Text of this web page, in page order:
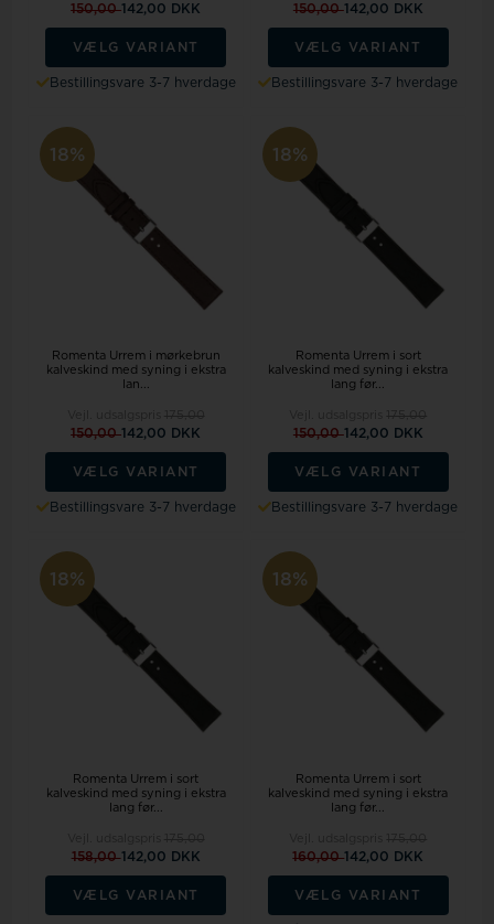
150,00142,00 DKK
VÆLG VARIANT
Bestillingsvare 3-7 hverdage
150,00142,00 DKK
VÆLG VARIANT
Bestillingsvare 3-7 hverdage
18%
Romenta Urrem i mørkebrun
kalveskind med syning i ekstra
lan...
150,00142,00 DKK
VÆLG VARIANT
Bestillingsvare 3-7 hverdage
18%
Romenta Urrem i sort
kalveskind med syning i ekstra
lang før...
150,00142,00 DKK
VÆLG VARIANT
Bestillingsvare 3-7 hverdage
18%
Romenta Urrem i sort
kalveskind med syning i ekstra
lang før...
158,00142,00 DKK
VÆLG VARIANT
18%
Romenta Urrem i sort
kalveskind med syning i ekstra
lang før...
160,00142,00 DKK
VÆLG VARIANT